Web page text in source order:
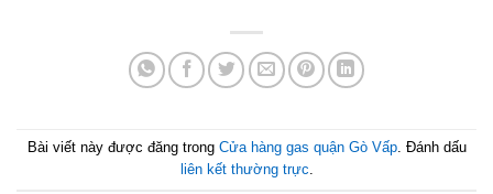
Bài viết này được đăng trong Cửa hàng gas quận Gò Vấp. Đánh dấu
liên kết thường trực.